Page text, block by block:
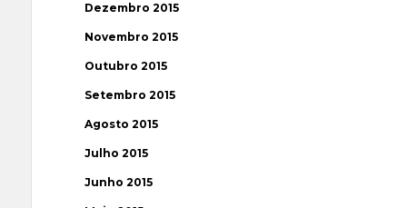
Dezembro 2015
Novembro 2015
Outubro 2015
Setembro 2015
Agosto 2015
Julho 2015
Junho 2015